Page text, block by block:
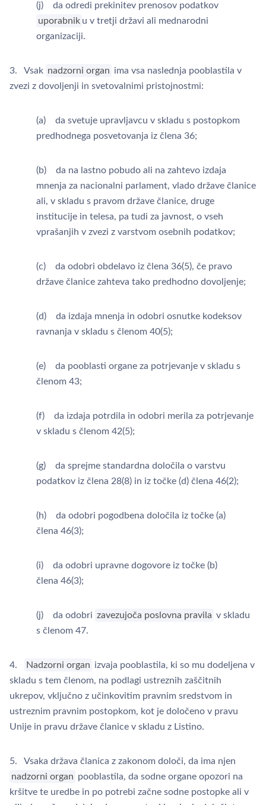
(j) da odredi prekinitev prenosov podatkov
uporabnik u v tretji državi ali mednarodni
organizaciji.
3. Vsak nadzorni organ ima vsa naslednja pooblastila v
zvezi z dovoljenji in svetovalnimi pristojnostmi:
(a) da svetuje upravljavcu v skladu s postopkom
predhodnega posvetovanja iz člena 36;
(b) da na lastno pobudo ali na zahtevo izdaja
mnenja za nacionalni parlament, vlado države članice
ali, v skladu s pravom države članice, druge
institucije in telesa, pa tudi za javnost, o vseh
vprašanjih v zvezi z varstvom osebnih podatkov;
(c) da odobri obdelavo iz člena 36(5), če pravo
države članice zahteva tako predhodno dovoljenje;
(d) da izdaja mnenja in odobri osnutke kodeksov
ravnanja v skladu s členom 40(5);
(e) da pooblasti organe za potrjevanje v skladu s
členom 43;
(f) da izdaja potrdila in odobri merila za potrjevanje
v skladu s členom 42(5);
(g) da sprejme standardna določila o varstvu
podatkov iz člena 28(8) in iz točke (d) člena 46(2);
(h) da odobri pogodbena določila iz točke (a)
člena 46(3);
(i) da odobri upravne dogovore iz točke (b)
člena 46(3);
(j) da odobri zavezujoča poslovna pravila v skladu
s členom 47.
4. Nadzorni organ izvaja pooblastila, ki so mu dodeljena v
skladu s tem členom, na podlagi ustreznih zaščitnih
ukrepov, vključno z učinkovitim pravnim sredstvom in
ustreznim pravnim postopkom, kot je določeno v pravu
Unije in pravu države članice v skladu z Listino.
5. Vsaka država članica z zakonom določi, da ima njen
nadzorni organ pooblastila, da sodne organe opozori na
kršitve te uredbe in po potrebi začne sodne postopke ali v